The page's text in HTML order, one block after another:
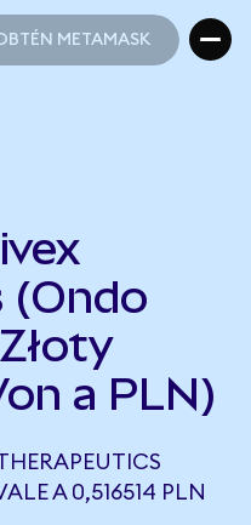
METAMASK
(Ondo
a PLN)
A 0,516514 PLN